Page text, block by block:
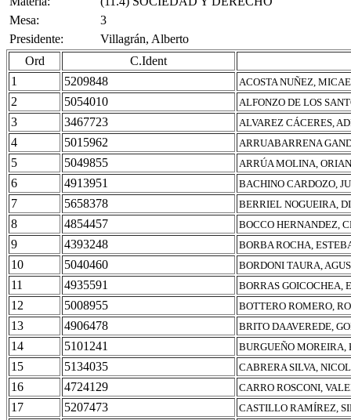
Mesa:
3
Presidente:
Villagrán, Alberto
Ord
C.Ident
1
5209848 ACOSTA NUÑEZ,
2 5054010 ALFONZO DE LOS
3 3467723 ALVAREZ CÁCERES,
4 5015962 ARRUABARRENA
5 5049855 ARRÚA MOLINA,
6 4913951 BACHINO CARDOZO,
7 5658378 BERRIEL NOGUEIRA,
8 4854457 BOCCO HERNANDEZ,
9 4393248 BORBA ROCHA,
10 5040460 BORDONI TAURA,
11 4935591 BORRAS GOICOCHEA,
12 5008955 BOTTERO ROMERO,
13 4906478 BRITO DAAVEREDE,
14 5101241 BURGUEÑO MOREIRA,
15 5134035 CABRERA SILVA,
16 4724129 CARRO ROSCONI,
17 5207473 CASTILLO RAMÍREZ,